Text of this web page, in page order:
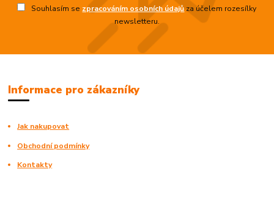
Souhlasím se zpracováním osobních údajůza účelem rozesílky
newsletteru.
Informace pro zákazníky
Jak nakupovat
Obchodní podmínky
Kontakty